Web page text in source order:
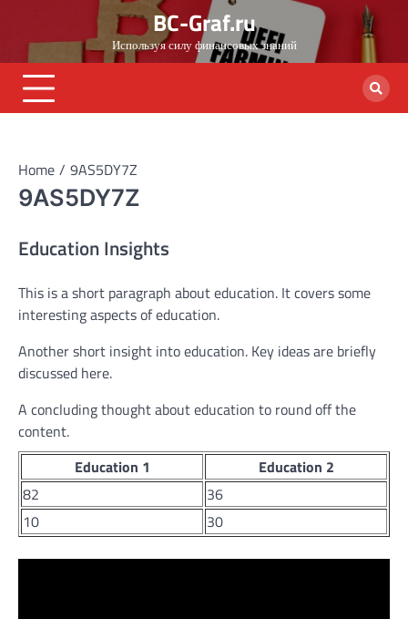
content
BC-Graf.ru
Используя силу финансовых знаний
Home 9AS5DY7Z
9AS5DY7Z
Education Insights
This is a short paragraph about education. It covers some
interesting aspects of education.
Another short insight into education. Key ideas are briefly
discussed here.
A concluding thought about education to round off the
content.
Education 1
Education 2
82
36
10
30